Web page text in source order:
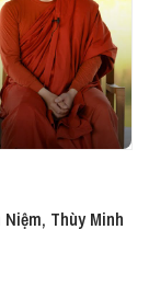
Thùy Minh